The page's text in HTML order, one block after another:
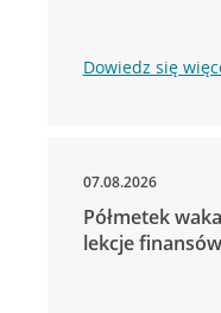
Dowiedz się
07.08.2026
Półmetek
lekcje finansów